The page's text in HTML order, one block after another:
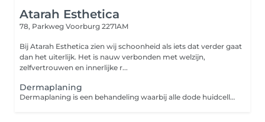
Atarah Esthetica
78, Parkweg Voorburg 2271AM
Bij Atarah Esthetica zien wij schoonheid als iets dat verder gaat
dan het uiterlijk. Het is nauw verbonden met welzijn,
zelfvertrouwen en innerlijke r...
Dermaplaning
Dermaplaning is een behandeling waarbij alle dode huidcellen en donsharen door middel van een, speciaal voor dermaplaning ontworpen, steriel chirurgisch mesje verwijderd worden. Het is een manuele exfoliatie techniek en zorgt direct voor een zachte, soepele en stralende huid.